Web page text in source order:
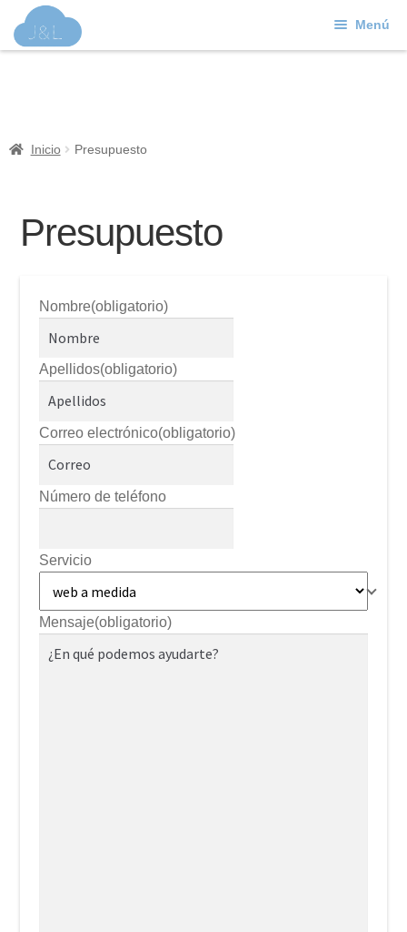
a
al
Menú
Inicio Presupuesto
Presupuesto
Nombre(obligatorio)
Apellidos(obligatorio)
Correo electrónico(obligatorio)
Número de teléfono
Servicio
Mensaje(obligatorio)